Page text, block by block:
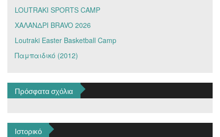
LOUTRAKI SPORTS CAMP
ΧΑΛΑΝΔΡΙ BRAVO 2026
Loutraki Easter Basketball Camp
Παμπαιδικό (2012)
Πρόσφατα σχόλια
Ιστορικό